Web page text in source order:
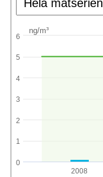
ng/m³
2008
0
1
2
3
4
5
6